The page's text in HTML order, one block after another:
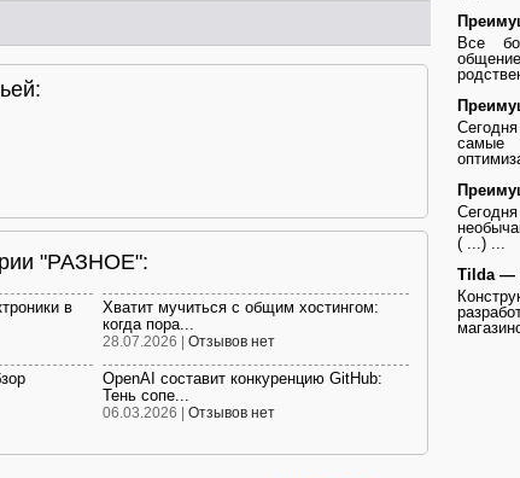
"РАЗНОЕ":
в
Хватит мучиться с общим хостингом:
когда пора...
28.07.2026 | Отзывов нет
OpenAI составит конкуренцию GitHub:
Тень сопе...
06.03.2026 | Отзывов нет
Все
самые
( ...) ...
Tilda —